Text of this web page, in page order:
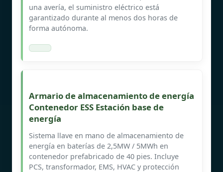
una avería, el suministro eléctrico está
garantizado durante al menos dos horas de
forma autónoma.
Armario de almacenamiento de energía
Contenedor ESS Estación base de
energía
Sistema llave en mano de almacenamiento de
energía en baterías de 2,5MW / 5MWh en
contenedor prefabricado de 40 pies. Incluye
PCS, transformador, EMS, HVAC y protección